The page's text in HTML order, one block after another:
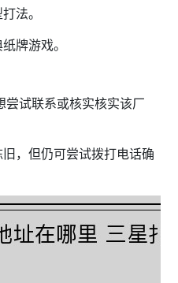
法。
牌游戏。
试联系或核实核实该厂
旧，但仍可尝试拨打电话确